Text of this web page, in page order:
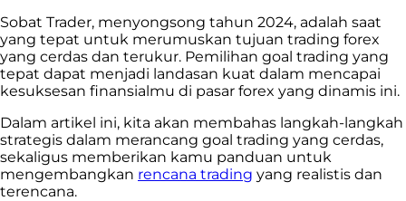
Sobat Trader, menyongsong tahun 2024, adalah saat
yang tepat untuk merumuskan tujuan trading forex
yang cerdas dan terukur. Pemilihan goal trading yang
tepat dapat menjadi landasan kuat dalam mencapai
kesuksesan finansialmu di pasar forex yang dinamis ini.
Dalam artikel ini, kita akan membahas langkah-langkah
strategis dalam merancang goal trading yang cerdas,
sekaligus memberikan kamu panduan untuk
mengembangkan rencana trading yang realistis dan
terencana.